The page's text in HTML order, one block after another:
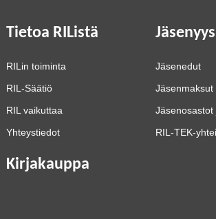
Tietoa RIListä
RILin toiminta
RIL-Säätiö
RIL vaikuttaa
Yhteystiedot
Jäsenyys
Jäsenedut
Jäsenmaksut
RIL-TEK-
Kirjakauppa